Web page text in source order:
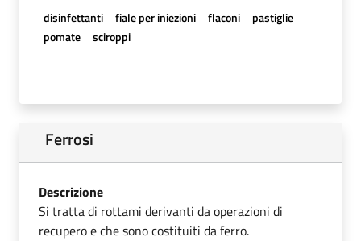
disinfettanti fiale per iniezioni flaconi
pastiglie
pomate
sciroppi
Ferrosi
Descrizione
Si tratta di rottami derivanti da operazioni di
recupero e che sono costituiti da ferro.